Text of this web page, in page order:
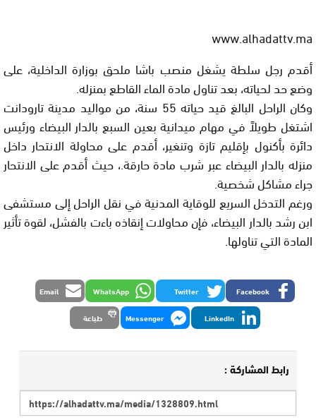
www.alhadattv.ma
أقدم رجل سلطة يشغل منصب باشا ملحق بوزارة الداخلية، على
وضع حد لحياته، بعد تناول مادة الماء القاطع بمنزله.
وكان الراحل البالغ قيد حياته 55 سنة، من مواليد مدينة تارودانت
اشتغل طويلاً في مهام ميدانية بعين السبع بالدار البيضاء ورئيس
دائرة بأكنول بإقليم تازة وتنغير، أقدم على محاولة الانتحار داخل
منزله بالدار البيضاء عبر شرب مادة حارقة.، حيث أقدم على الانتحار
جراء مشاكل شخصية.
ورغم التدخل السريع للوقاية المدنية في نقل الراحل إلى مستشفى
ابن رشد بالدار البيضاء، فإن محاولات إنقاذه باءت بالفشل، لقوة تأثير
المادة التي تناولها.
Facebook
Twitter
WhatsApp
Email
LinkedIn
Messenger طباعة
رابط المشاركة :